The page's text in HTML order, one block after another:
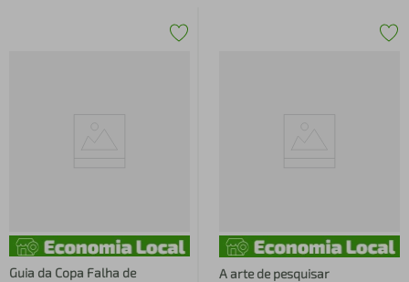
Guia da Copa Falha de
A arte de pesquisar